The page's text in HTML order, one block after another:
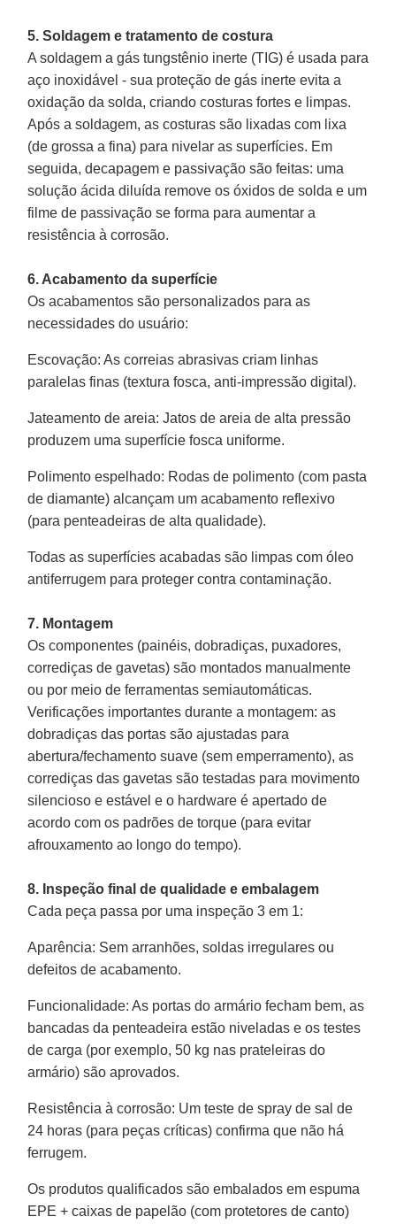
5. Soldagem e tratamento de costura
A soldagem a gás tungstênio inerte (TIG) é usada para
aço inoxidável - sua proteção de gás inerte evita a
oxidação da solda, criando costuras fortes e limpas.
Após a soldagem, as costuras são lixadas com lixa
(de grossa a fina) para nivelar as superfícies. Em
seguida, decapagem e passivação são feitas: uma
solução ácida diluída remove os óxidos de solda e um
filme de passivação se forma para aumentar a
resistência à corrosão.
6. Acabamento da superfície
Os acabamentos são personalizados para as
necessidades do usuário:
Escovação: As correias abrasivas criam linhas
paralelas finas (textura fosca, anti-impressão digital).
Jateamento de areia: Jatos de areia de alta pressão
produzem uma superfície fosca uniforme.
Polimento espelhado: Rodas de polimento (com pasta
de diamante) alcançam um acabamento reflexivo
(para penteadeiras de alta qualidade).
Todas as superfícies acabadas são limpas com óleo
antiferrugem para proteger contra contaminação.
7. Montagem
Os componentes (painéis, dobradiças, puxadores,
corrediças de gavetas) são montados manualmente
ou por meio de ferramentas semiautomáticas.
Verificações importantes durante a montagem: as
dobradiças das portas são ajustadas para
abertura/fechamento suave (sem emperramento), as
corrediças das gavetas são testadas para movimento
silencioso e estável e o hardware é apertado de
acordo com os padrões de torque (para evitar
afrouxamento ao longo do tempo).
8. Inspeção final de qualidade e embalagem
Cada peça passa por uma inspeção 3 em 1:
Aparência: Sem arranhões, soldas irregulares ou
defeitos de acabamento.
Funcionalidade: As portas do armário fecham bem, as
bancadas da penteadeira estão niveladas e os testes
de carga (por exemplo, 50 kg nas prateleiras do
armário) são aprovados.
Resistência à corrosão: Um teste de spray de sal de
24 horas (para peças críticas) confirma que não há
ferrugem.
Os produtos qualificados são embalados em espuma
EPE + caixas de papelão (com protetores de canto)